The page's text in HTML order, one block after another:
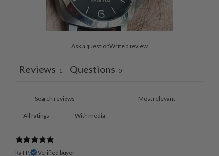
Ask a questionWrite a review
Reviews 1 Questions 0
With media
Ralf P. Verified buyer